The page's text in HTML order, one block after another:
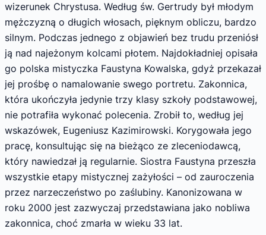
wizerunek Chrystusa. Według św. Gertrudy był młodym
mężczyzną o długich włosach, pięknym obliczu, bardzo
silnym. Podczas jednego z objawień bez trudu przeniósł
ją nad najeżonym kolcami płotem. Najdokładniej opisała
go polska mistyczka Faustyna Kowalska, gdyż przekazał
jej prośbę o namalowanie swego portretu. Zakonnica,
która ukończyła jedynie trzy klasy szkoły podstawowej,
nie potrafiła wykonać polecenia. Zrobił to, według jej
wskazówek, Eugeniusz Kazimirowski. Korygowała jego
pracę, konsultując się na bieżąco ze zleceniodawcą,
który nawiedzał ją regularnie. Siostra Faustyna przeszła
wszystkie etapy mistycznej zażyłości – od zauroczenia
przez narzeczeństwo po zaślubiny. Kanonizowana w
roku 2000 jest zazwyczaj przedstawiana jako nobliwa
zakonnica, choć zmarła w wieku 33 lat.